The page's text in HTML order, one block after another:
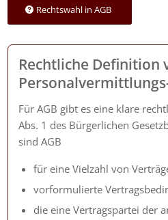
Rechtswahl in AGB
Rechtliche Definition
Für AGB gibt es eine klare
Abs. 1 des Bürgerlichen
sind AGB
für eine Vielzahl von
vorformulierte
die eine Vertragspartei der